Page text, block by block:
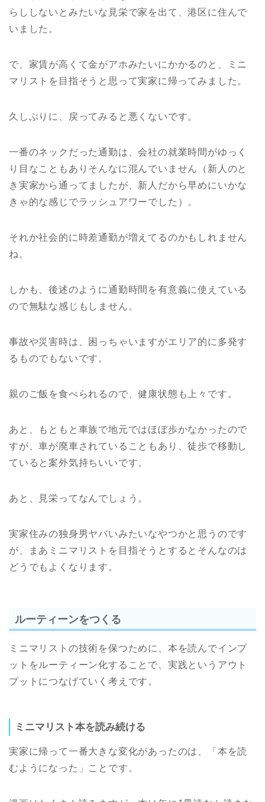
らししないとみたいな見栄で家を出て、港区に住んで
いました。
で、家賃が高くて金がアホみたいにかかるのと、ミニ
マリストを目指そうと思って実家に帰ってみました。
久しぶりに、戻ってみると悪くないです。
一番のネックだった通勤は、会社の就業時間がゆっく
り目なこともありそんなに混んでいません（新人のと
き実家から通ってましたが、新人だから早めにいかな
きゃ的な感じでラッシュアワーでした）。
それか社会的に時差通勤が増えてるのかもしれません
ね。
しかも、後述のように通勤時間を有意義に使えている
ので無駄な感じもしません。
事故や災害時は、困っちゃいますがエリア的に多発す
るものでもないです。
親のご飯を食べられるので、健康状態も上々です。
あと、もともと車族で地元ではほぼ歩かなかったので
すが、車が廃車されていることもあり、徒歩で移動し
ていると案外気持ちいいです。
あと、見栄ってなんでしょう。
実家住みの独身男ヤバいみたいなやつかと思うのです
が、まあミニマリストを目指そうとするとそんなのは
どうでもよくなります。
ルーティーンをつくる
ミニマリストの技術を保つために、本を読んでインプ
ットをルーティーン化することで、実践というアウト
プットにつなげていく考えです。
ミニマリスト本を読み続ける
実家に帰って一番大きな変化があったのは、「本を読
むようになった」ことです。